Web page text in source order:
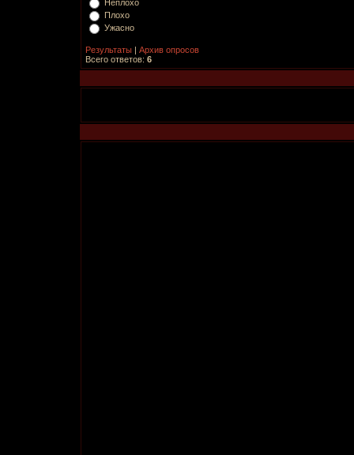
Неплохо
Плохо
Ужасно
Результаты | Архив опросов
Всего ответов: 6